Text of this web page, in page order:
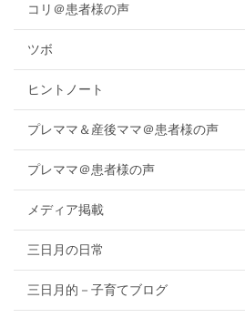
コリ＠患者様の声
ツボ
ヒントノート
プレママ＆産後ママ＠患者様の声
プレママ＠患者様の声
メディア掲載
三日月の日常
三日月的－子育てブログ